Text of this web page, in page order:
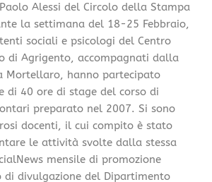
Alessi del Circolo della Stampa
la settimana del 18-25 Febbraio,
sociali e psicologi del Centro
di Agrigento, accompagnati dalla
Mortellaro, hanno partecipato
di 40 ore di stage del corso di
preparato nel 2007. Si sono
docenti, il cui compito è stato
le attività svolte dalla stessa
mensile di promozione
di divulgazione del Dipartimento